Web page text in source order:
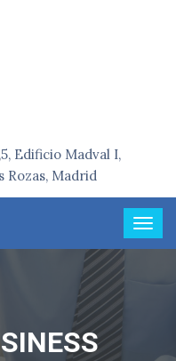
Edificio Madval I,
Rozas, Madrid